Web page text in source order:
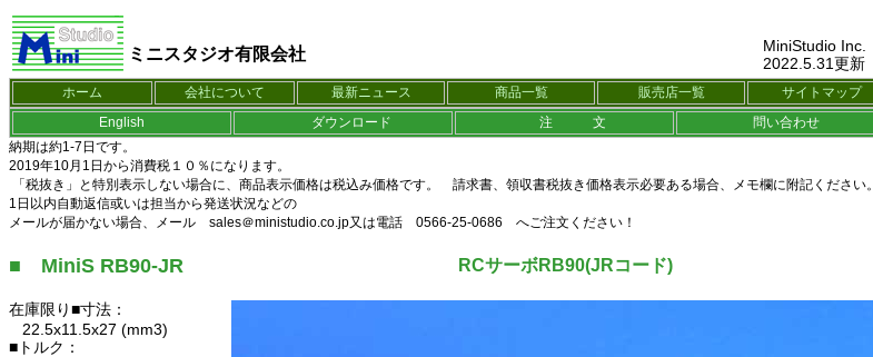
ミニスタジオ有限会社
MiniStudio Inc.
2022.5.31更新
ホーム 会社について 最新ニュース 商品一覧 販売店一覧
サイトマップ
English
ダウンロード 注 文
問い合わせ
納期は約1-7日です。
2019年10月1日から消費税１０％になります。
「税抜き」と特別表示しない場合に、商品表示価格は税込み価格です。 請求書、領収書税抜き価格表示必要ある場合、メモ欄に附記ください。
1日以内自動返信或いは担当から発送状況などの
メールが届かない場合、メール sales＠ministudio.co.jp又は電話 0566-25-0686 へご注文ください！
■ MiniS RB90-JR RCサーボRB90(JRコード)
在庫限り■寸法：
22.5x11.5x27 (mm3)
■トルク：